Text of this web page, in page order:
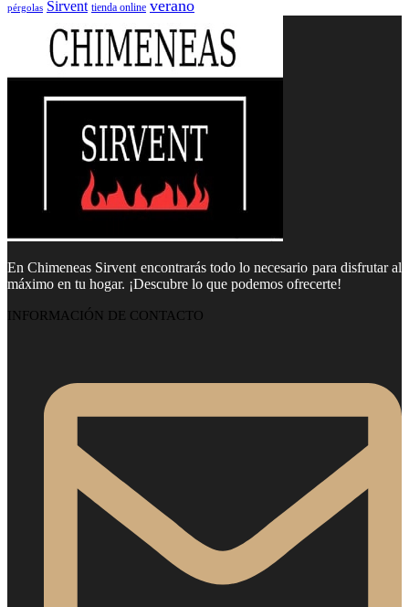
pérgolas Sirvent tienda online verano
En Chimeneas Sirvent encontrarás todo lo necesario para disfrutar al
máximo en tu hogar. ¡Descubre lo que podemos ofrecerte!
INFORMACIÓN DE CONTACTO